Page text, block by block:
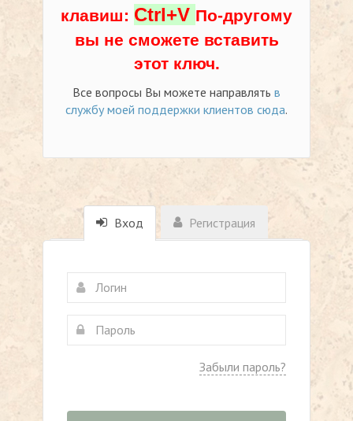
клавиш: Ctrl+V По-другому
вы не сможете вставить
этот ключ.
Все вопросы Вы можете направлять в
службу моей поддержки клиентов сюда.
Вход Регистрация
Забыли пароль?